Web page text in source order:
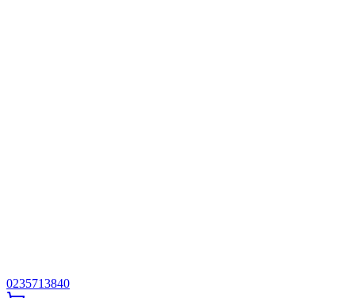
0235713840